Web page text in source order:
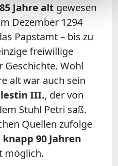
85 Jahre alt gewesen
Dezember 1294
Papstamt – bis zu
freiwillige
Geschichte. Wohl
alt war auch sein
III., der von
Stuhl Petri saß.
Quellen zufolge
knapp 90 Jahren
möglich.